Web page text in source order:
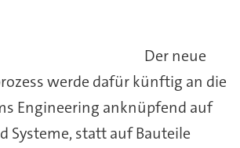
Der neue
werde dafür künftig an die
Engineering anknüpfend auf
Systeme, statt auf Bauteile